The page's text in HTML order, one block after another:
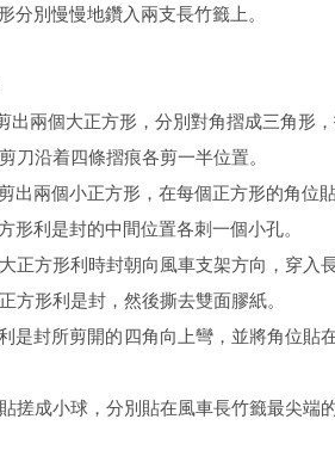
分別慢慢地鑽入兩支長竹籤上。
出兩個大正方形，分別對角摺成三角形
刀沿着四條摺痕各剪一半位置。
出兩個小正方形，在每個正方形的角位
形利是封的中間位置各刺一個小孔。
正方形利時封朝向風車支架方向，穿入
方形利是封，然後撕去雙面膠紙。
是封所剪開的四角向上彎，並將角位
搓成小球，分別貼在風車長竹籤最尖端